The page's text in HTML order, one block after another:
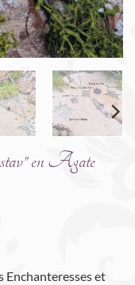
en Agate
Enchanteresses et